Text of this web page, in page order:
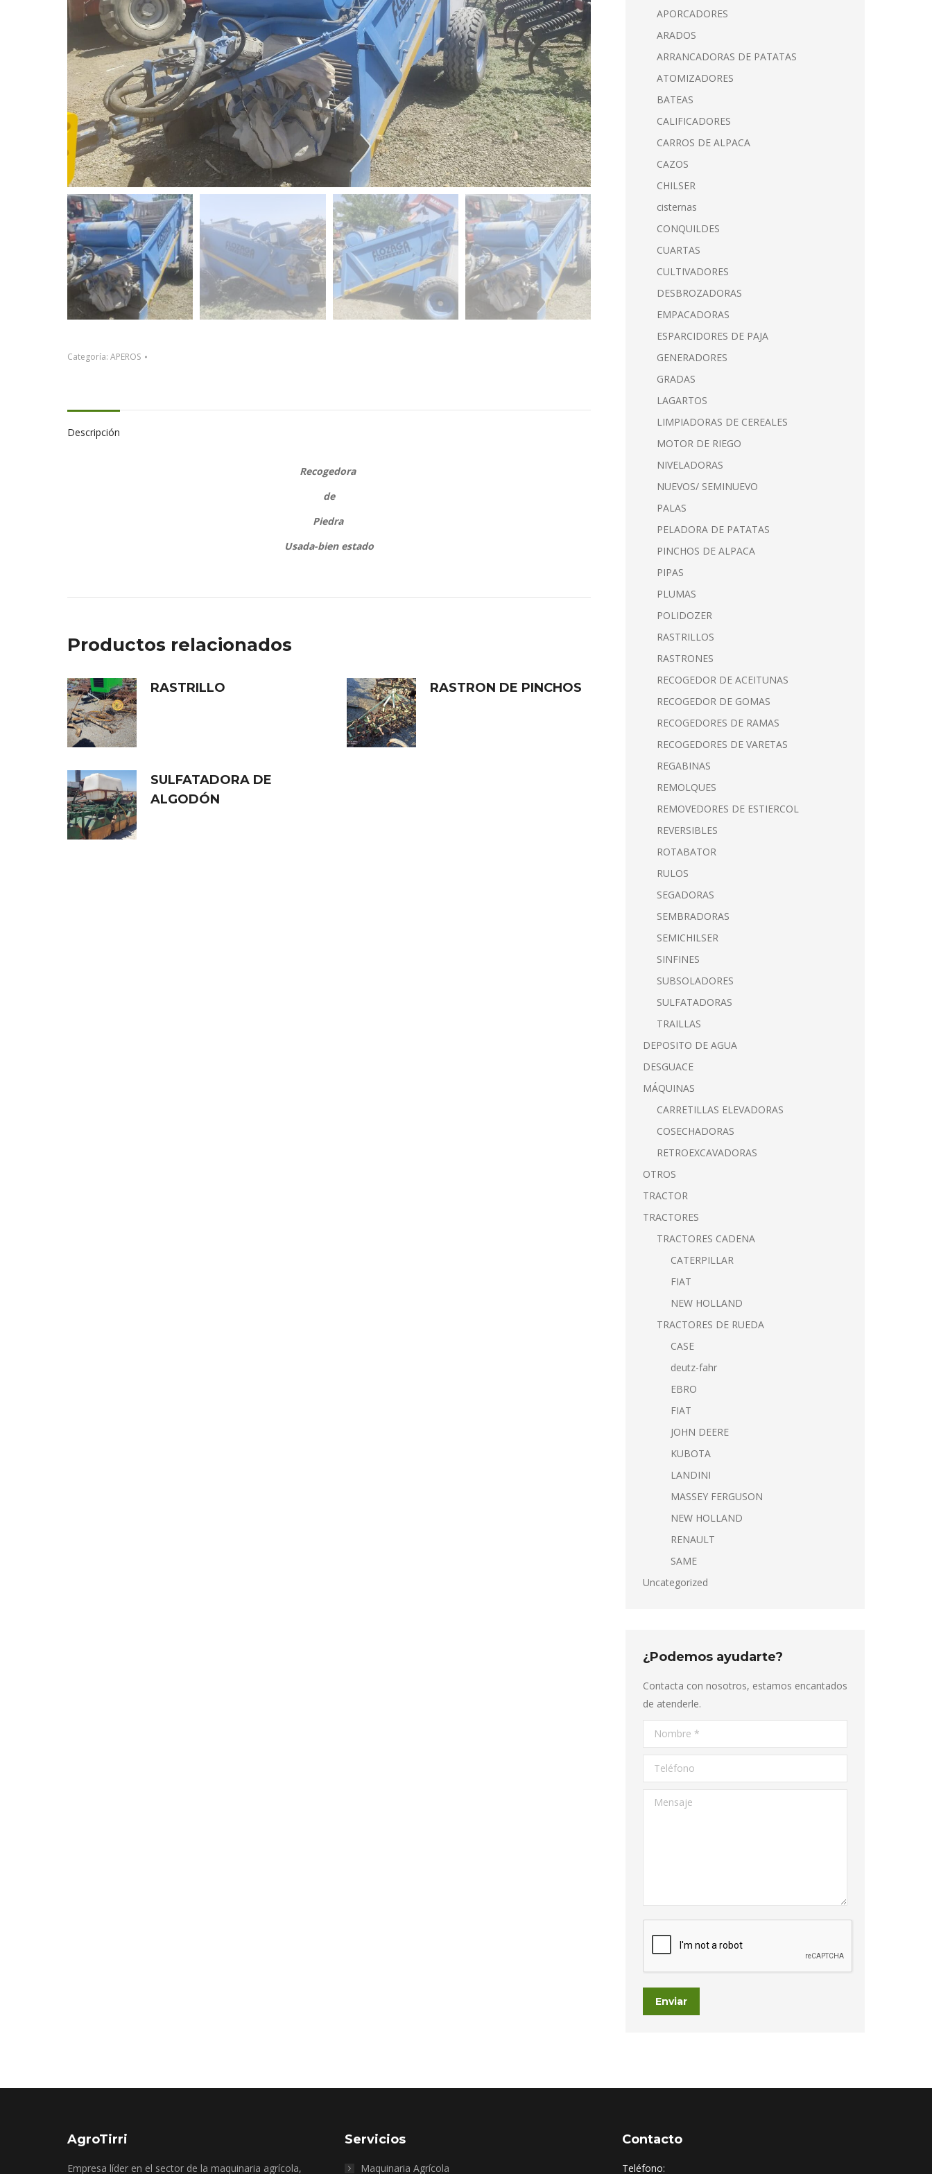
Categoría: APEROS
Descripción
Recogedora
de
Piedra
Usada-bien estado
Productos relacionados
RASTRILLO RASTRON DE PINCHOS
SULFATADORA DE
ALGODÓN
APORCADORES
ARADOS
ARRANCADORAS DE PATATAS
ATOMIZADORES
BATEAS
CALIFICADORES
CARROS DE ALPACA
CAZOS
CHILSER
cisternas
CONQUILDES
CUARTAS
CULTIVADORES
DESBROZADORAS
EMPACADORAS
ESPARCIDORES DE PAJA
GENERADORES
GRADAS
LAGARTOS
LIMPIADORAS DE CEREALES
MOTOR DE RIEGO
NIVELADORAS
NUEVOS/ SEMINUEVO
PALAS
PELADORA DE PATATAS
PINCHOS DE ALPACA
PIPAS
PLUMAS
POLIDOZER
RASTRILLOS
RASTRONES
RECOGEDOR DE ACEITUNAS
RECOGEDOR DE GOMAS
RECOGEDORES DE RAMAS
RECOGEDORES DE VARETAS
REGABINAS
REMOLQUES
REMOVEDORES DE ESTIERCOL
REVERSIBLES
ROTABATOR
RULOS
SEGADORAS
SEMBRADORAS
SEMICHILSER
SINFINES
SUBSOLADORES
SULFATADORAS
TRAILLAS
DEPOSITO DE AGUA
DESGUACE
MÁQUINAS
CARRETILLAS ELEVADORAS
COSECHADORAS
RETROEXCAVADORAS
OTROS
TRACTOR
TRACTORES
TRACTORES CADENA
CATERPILLAR
FIAT
NEW HOLLAND
TRACTORES DE RUEDA
CASE
deutz-fahr
EBRO
FIAT
JOHN DEERE
KUBOTA
LANDINI
MASSEY FERGUSON
NEW HOLLAND
RENAULT
SAME
Uncategorized
¿Podemos ayudarte?
Contacta con nosotros, estamos encantados
de atenderle.
Nombre *
Teléfono
Mensaje
Enviar
AgroTirri
Empresa líder en el sector de la maquinaria agrícola,
Servicios
Maquinaria Agrícola
Contacto
Teléfono: